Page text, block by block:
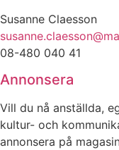
Susanne Claesson
08-480 040 41
Annonsera
Vill du nå anställda,
kultur- och
annonsera på